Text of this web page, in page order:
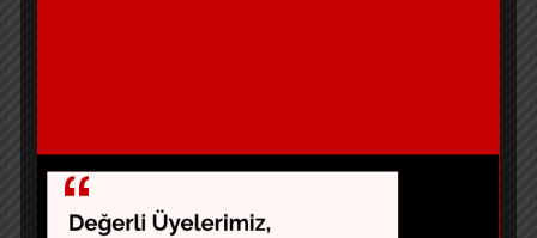
Galatasaray 84-74 kazanmıştı. Bu sonuçla Galatasaray
11. haftada 7. galibiyete ulaşırken, Fenerbahçe Beko
ise ilk mağlubiyetini almış oldu.